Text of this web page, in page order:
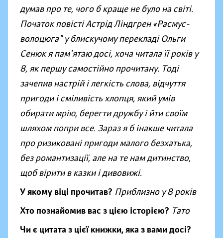
думав про те, чого б краще не було на світі.
Початок повісті Астрід Ліндгрен «Расмус-
волоцюга" у блискучому перекладі Ольги
Сенюк я пам'ятаю досі, хоча читала її років у
8, як першу самостійно прочитану. Тоді
зачепив настрій і легкість слова, відчуття
пригоди і сміливість хлопця, який умів
обирати мрію, берегти дружбу і йти своїм
шляхом попри все. Зараз я б інакше читала
про ризиковані пригоди малого безхатька,
без романтизації, але на те нам дитинство,
щоб вірити в казки і дивовижі.
У якому віці прочитав? Приблизно у 8 років
Хто познайомив вас з цією історією? Тато
Чи є цитата з цієї книжки, яка з вами досі?